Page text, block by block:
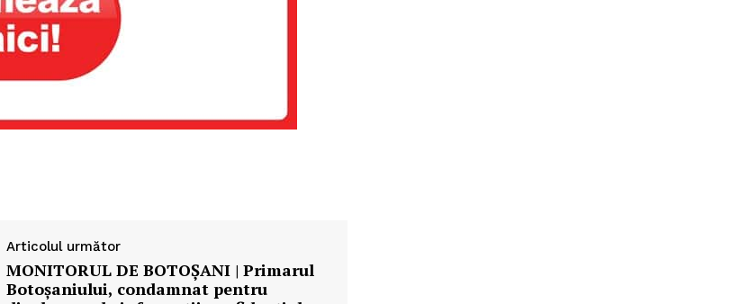
Articolul următor
MONITORUL DE BOTOȘANI | Primarul
Botoșaniului, condamnat pentru